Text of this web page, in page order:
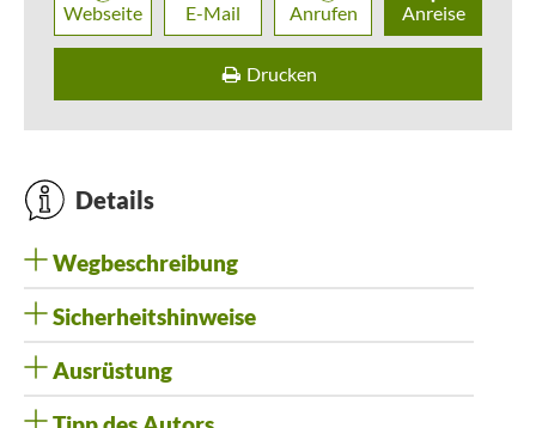
Webseite E-Mail Anrufen Anreise
Drucken
Details
Wegbeschreibung
Sicherheitshinweise
Ausrüstung